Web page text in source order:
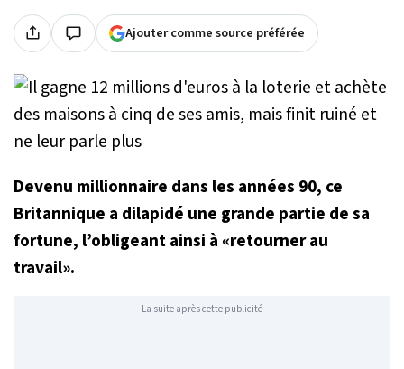
Ajouter comme source préférée
Devenu millionnaire dans les années 90, ce
Britannique a dilapidé une grande partie de sa
fortune, l’obligeant ainsi à «retourner au
travail».
La suite après cette publicité